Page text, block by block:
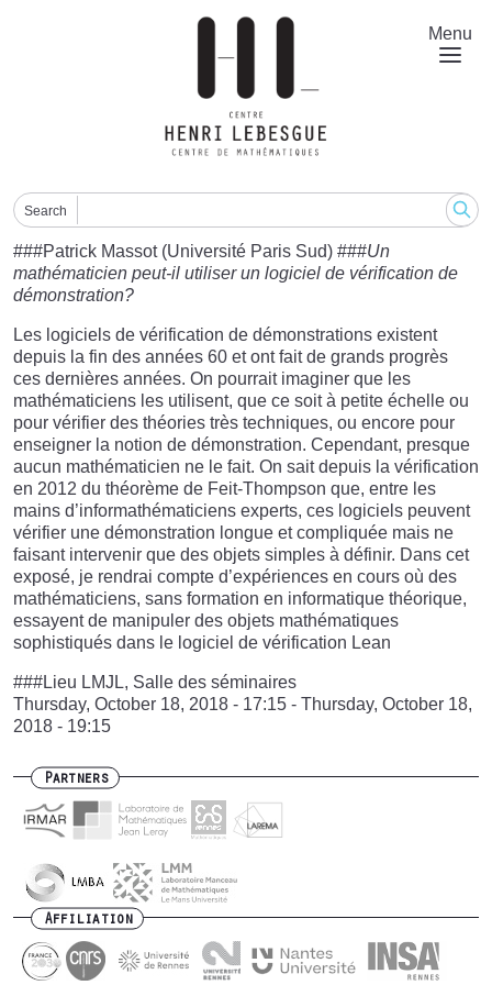
Menu
Search
###Patrick Massot (Université Paris Sud) ###Un
mathématicien peut-il utiliser un logiciel de vérification de
démonstration?
Les logiciels de vérification de démonstrations existent
depuis la fin des années 60 et ont fait de grands progrès
ces dernières années. On pourrait imaginer que les
mathématiciens les utilisent, que ce soit à petite échelle ou
pour vérifier des théories très techniques, ou encore pour
enseigner la notion de démonstration. Cependant, presque
aucun mathématicien ne le fait. On sait depuis la vérification
en 2012 du théorème de Feit-Thompson que, entre les
mains d’informathématiciens experts, ces logiciels peuvent
vérifier une démonstration longue et compliquée mais ne
faisant intervenir que des objets simples à définir. Dans cet
exposé, je rendrai compte d’expériences en cours où des
mathématiciens, sans formation en informatique théorique,
essayent de manipuler des objets mathématiques
sophistiqués dans le logiciel de vérification Lean
###Lieu LMJL, Salle des séminaires
Thursday, October 18, 2018 - 17:15 - Thursday, October 18,
2018 - 19:15
Partners
Affiliation